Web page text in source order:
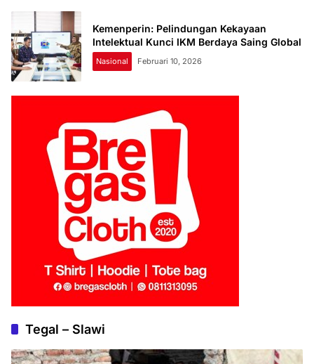
Kemenperin: Pelindungan Kekayaan
Intelektual Kunci IKM Berdaya Saing Global
Nasional Februari 10, 2026
Tegal – Slawi